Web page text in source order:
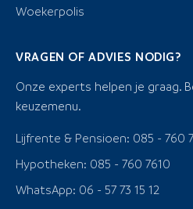
Woekerpolis
VRAGEN OF ADVIES NODIG?
Onze experts helpen je graag.
keuzemenu.
Lijfrente & Pensioen: 085 - 760
Hypotheken: 085 - 760 7610
WhatsApp: 06 - 57 73 15 12